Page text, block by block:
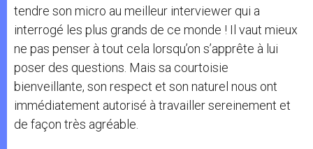
tendre son micro au meilleur interviewer qui a
interrogé les plus grands de ce monde ! Il vaut mieux
ne pas penser à tout cela lorsqu’on s’apprête à lui
poser des questions. Mais sa courtoisie
bienveillante, son respect et son naturel nous ont
immédiatement autorisé à travailler sereinement et
de façon très agréable.